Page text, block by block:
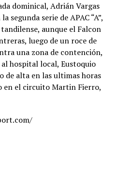
dominical, Adrián Vargas
segunda serie de APAC “A”,
aunque el Falcon
luego de un roce de
una zona de contención,
hospital local, Eustoquio
de alta en las ultimas horas
en el circuito Martin Fierro,